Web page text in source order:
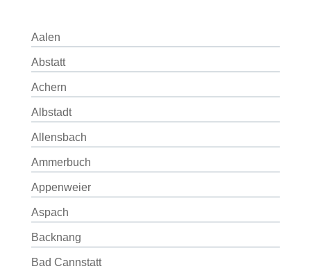
Aalen
Abstatt
Achern
Albstadt
Allensbach
Ammerbuch
Appenweier
Aspach
Backnang
Bad Cannstatt